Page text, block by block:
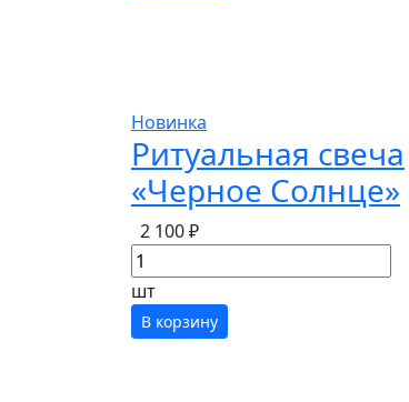
Новинка
Ритуальная свеча
«Черное Солнце»
2 100 ₽
шт
В корзину